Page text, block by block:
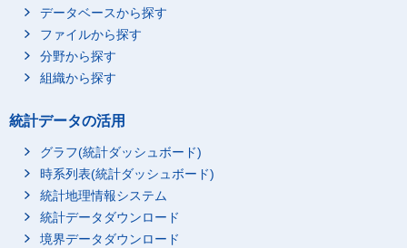
データベースから探す
ファイルから探す
分野から探す
組織から探す
統計データの活用
グラフ(統計ダッシュボード)
時系列表(統計ダッシュボード)
統計地理情報システム
統計データダウンロード
境界データダウンロード